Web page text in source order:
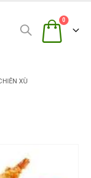
0
XÙ